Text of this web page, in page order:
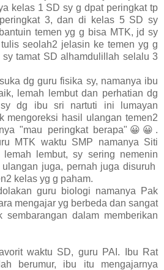
kelas 1 SD sy g dpat peringkat tp
3, dan di kelas 5 SD sy
temen yg g bisa MTK, jd sy
seolah2 jelasin ke temen yg g
tamat SD alhamdulillah selalu 3
dg guru fisika sy, namanya ibu
lemah lembut dan perhatian dg
sy dg ibu sri nartuti ini lumayan
mengoreksi hasil ulangan temen2
"mau peringkat berapa"😀😀.
MTK waktu SMP namanya Siti
lembut, sy sering nemenin
juga, pernah juga disuruh
kelas yg g paham.
guru biologi namanya Pak
mengajar yg berbeda dan sangat
dalam memberikan
waktu SD, guru PAI. Ibu Rat
berumur, ibu itu mengajarnya